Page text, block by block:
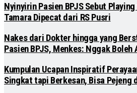
Nyinyirin Pasien BPJS Sebut
Tamara Dipecat dari RS Pusri
Nakes dari Dokter hingga yang
Pasien BPJS, Menkes: Nggak
Kumpulan Ucapan Inspiratif
Singkat tapi Berkesan, Bisa Pejeng